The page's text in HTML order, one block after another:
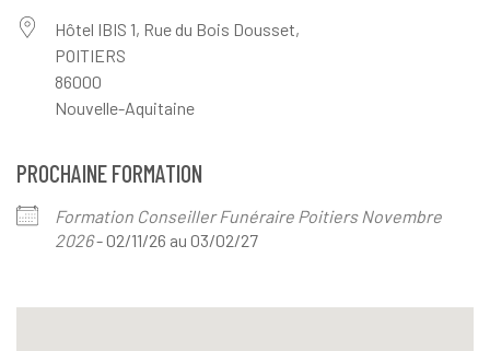
Hôtel IBIS 1, Rue du Bois Dousset,
POITIERS
86000
Nouvelle-Aquitaine
PROCHAINE FORMATION
Formation Conseiller Funéraire Poitiers Novembre
2026- 02/11/26 au 03/02/27